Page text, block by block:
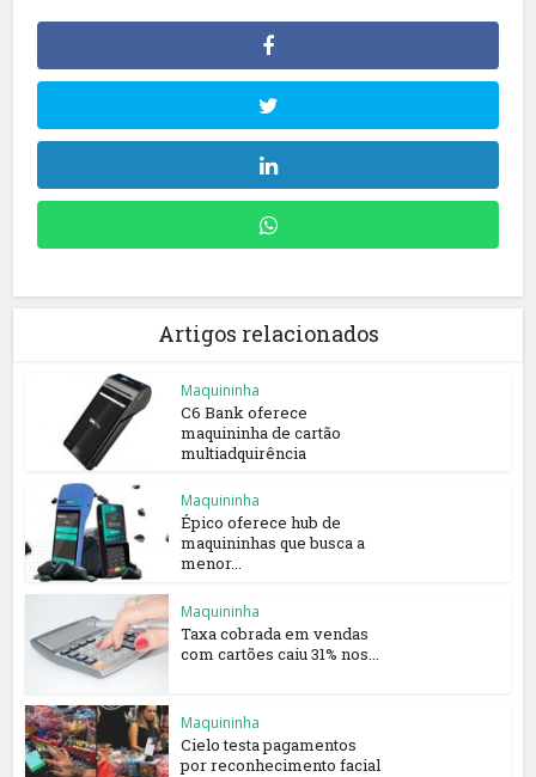
Artigos relacionados
Maquininha
C6 Bank oferece
maquininha de cartão
multiadquirência
Maquininha
Épico oferece hub de
maquininhas que busca a
menor...
Maquininha
Taxa cobrada em vendas
com cartões caiu 31% nos...
Maquininha
Cielo testa pagamentos
por reconhecimento facial